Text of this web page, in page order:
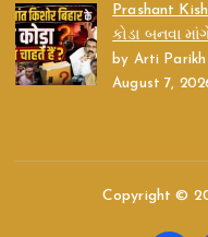
Prashant
કોડા બનવા
by Arti Parikh
August 7,
Copyright ©